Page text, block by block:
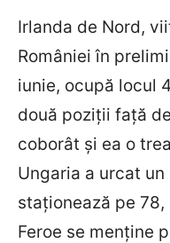
Irlanda de Nord,
României în
iunie, ocupă locul
două poziții față
coborât și ea o
Ungaria a urcat
staționează pe
Feroe se menține